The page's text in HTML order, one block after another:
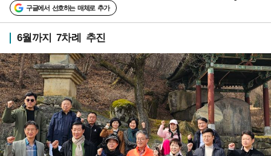
구글에서 선호하는 매체로 추가
6월까지 7차례 추진